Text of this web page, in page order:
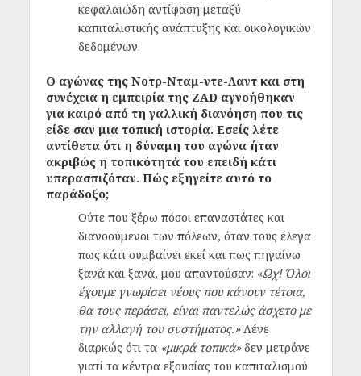
κεφαλαιώδη αντίφαση μεταξύ
καπιταλιστικής ανάπτυξης και οικολογικών
δεδομένων.
Ο αγώνας της Νοτρ-Νταμ-ντε-Λαντ και στη
συνέχεια η εμπειρία της ZAD αγνοήθηκαν
για καιρό από τη γαλλική διανόηση που τις
είδε σαν μια τοπική ιστορία. Εσείς λέτε
αντίθετα ότι η δύναμη του αγώνα ήταν
ακριβώς η τοπικότητά του επειδή κάτι
υπερασπιζόταν. Πώς εξηγείτε αυτό το
παράδοξο;
Ούτε που ξέρω πόσοι επαναστάτες και
διανοούμενοι των πόλεων, όταν τους έλεγα
πως κάτι συμβαίνει εκεί και πως πηγαίνω
ξανά και ξανά, μου απαντούσαν: «Ωχ! Όλοι
έχουμε γνωρίσει νέους που κάνουν τέτοια,
θα τους περάσει, είναι παντελώς άσχετο με
την αλλαγή του συστήματος.»Λένε
διαρκώς ότι τα «μικρά τοπικά»δεν μετράνε
γιατί τα κέντρα εξουσίας του καπιταλισμού